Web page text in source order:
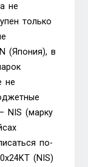
не
только
(Япония), в
не
NIS (марку
по-
(NIS)